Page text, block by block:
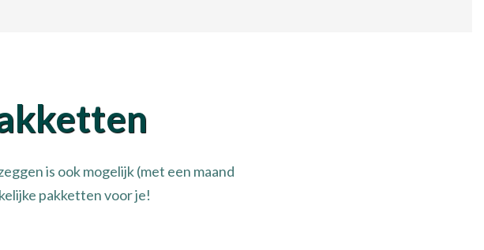
is ook mogelijk (met een maand
pakketten voor je!